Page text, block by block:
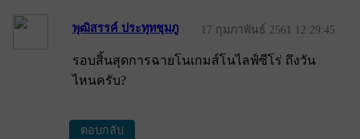
พุฒิสรรค์ ประทุทชุมภู 17 กุมภาพันธ์ 2561 12:29:45
รอบสิ้นสุดการฉายโนเกมส์โนไลฟ์ซีโร่ ถึงวัน
ไหนครับ?
ตอบกลับ